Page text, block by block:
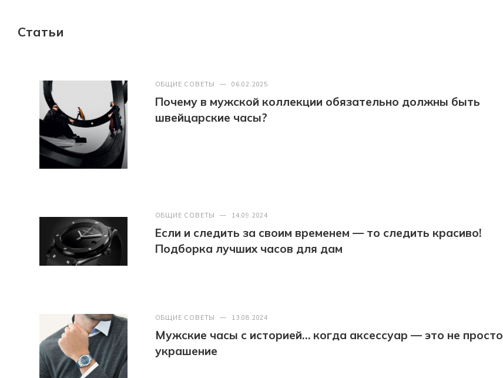
Статьи
ОБЩИЕ СОВЕТЫ — 06.02.2025
Почему в мужской коллекции обязательно должны быть
швейцарские часы?
ОБЩИЕ СОВЕТЫ — 14.09.2024
Если и следить за своим временем — то следить красиво!
Подборка лучших часов для дам
ОБЩИЕ СОВЕТЫ — 13.08.2024
Мужские часы с историей… когда аксессуар — это не просто
украшение